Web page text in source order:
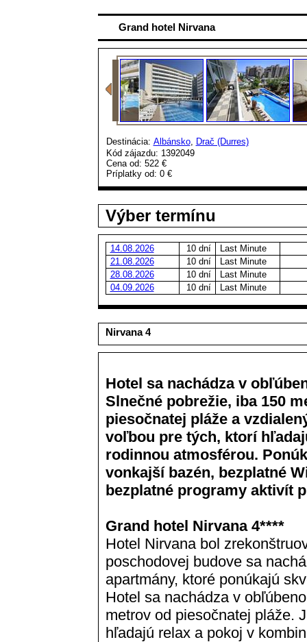
Grand hotel Nirvana
Destinácia: Albánsko, Drač (Durres)
Kód zájazdu: 1392049
Cena od: 522 €
Príplatky od: 0 €
Výber termínu
14.08.2026 10 dní
Last Minute
21.08.2026
10 dní
Last Minute
28.08.2026
10 dní
Last Minute
04.09.2026
10 dní Last Minute
Nirvana 4
Hotel sa nachádza v
Slnečné pobrežie, iba 150
piesočnatej pláže a
voľbou pre tých, ktorí
rodinnou atmosférou.
vonkajší bazén, bezplatné
bezplatné programy aktivít
Grand hotel Nirvana 4****
Hotel Nirvana bol
poschodovej budove sa
apartmány, ktoré ponúkajú
Hotel sa nachádza v
metrov od piesočnatej pláže.
hľadajú relax a pokoj v